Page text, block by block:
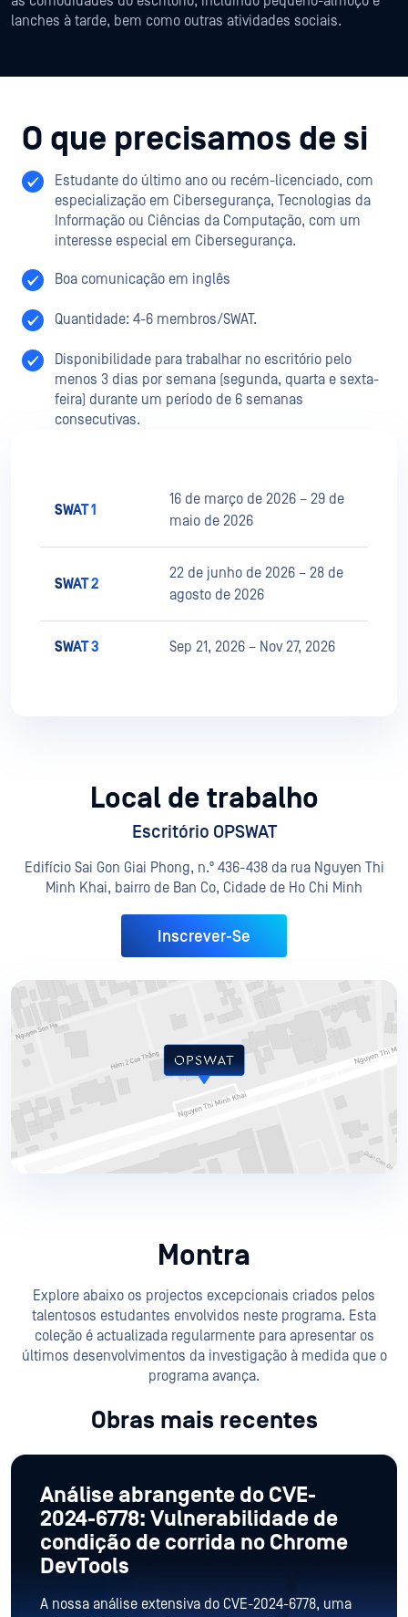
lanches à tarde, bem como outras atividades sociais.
O que precisamos de si
Estudante do último ano ou recém-licenciado, com
especialização em Cibersegurança, Tecnologias da
Informação ou Ciências da Computação, com um
interesse especial em Cibersegurança.
Boa comunicação em inglês
Quantidade: 4-6 membros/SWAT.
Disponibilidade para trabalhar no escritório pelo
menos 3 dias por semana (segunda, quarta e sexta-
feira) durante um período de 6 semanas
consecutivas.
SWAT 1
16 de março de 2026 – 29 de
maio de 2026
SWAT 2
22 de junho de 2026 – 28 de
agosto de 2026
SWAT 3 Sep 21, 2026 – Nov 27, 2026
Local de trabalho
Escritório OPSWAT
Edifício Sai Gon Giai Phong, n.º 436-438 da rua Nguyen Thi
Minh Khai, bairro de Ban Co, Cidade de Ho Chi Minh
Inscrever-Se
Montra
Explore abaixo os projectos excepcionais criados pelos
talentosos estudantes envolvidos neste programa. Esta
coleção é actualizada regularmente para apresentar os
últimos desenvolvimentos da investigação à medida que o
programa avança.
Obras mais recentes
Análise abrangente do CVE-
2024-6778: Vulnerabilidade de
condição de corrida no Chrome
DevTools
A nossa análise extensiva do CVE-2024-6778, uma